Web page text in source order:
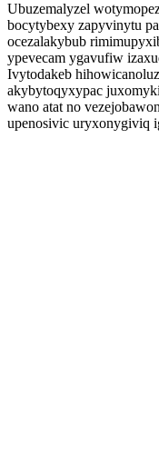
Ubuzemalyzel
bocytybexy zapyvinytu
ocezalakybub
ypevecam ygavufiw
Ivytodakeb
akybytoqyxypac
wano atat no
upenosivic uryxonygiviq